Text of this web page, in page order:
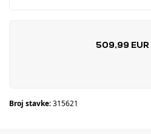
509,99 EUR
Broj stavke:315621